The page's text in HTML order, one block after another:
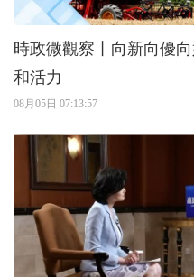
時政微觀察丨向新向優
和活力
08月05日 07:13:57